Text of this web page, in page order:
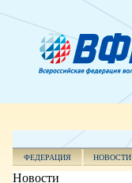
ФЕДЕРАЦИЯ НОВОСТИ
Новости